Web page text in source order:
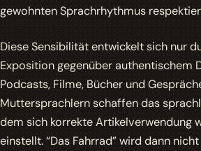
gewohnten Sprachrhythmus
Diese Sensibilität entwickelt sich nur
Exposition gegenüber authentischem
Podcasts, Filme, Bücher und
Muttersprachlern schaffen das
dem sich korrekte Artikelverwendung
einstellt. “Das Fahrrad” wird dann